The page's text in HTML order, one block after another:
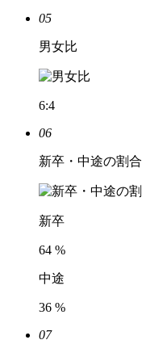
05
男女比
6:4
06
新卒・中途の割合
新卒
64 %
中途
36 %
07